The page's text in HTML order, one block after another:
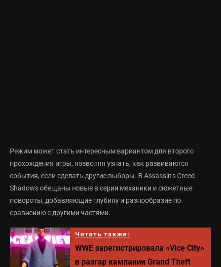
Режим может стать интересным вариантом для второго
прохождения игры, позволяя узнать, как развиваются
события, если сделать другие выборы. В Assassin’s Creed
Shadows обещаны новые в серии механики и сюжетные
повороты, добавляющие глубину и разнообразие по
сравнению с другими частями.
Читать также:
WWE зарегистрировала «Vice City»
в разгар кампании Grand Theft